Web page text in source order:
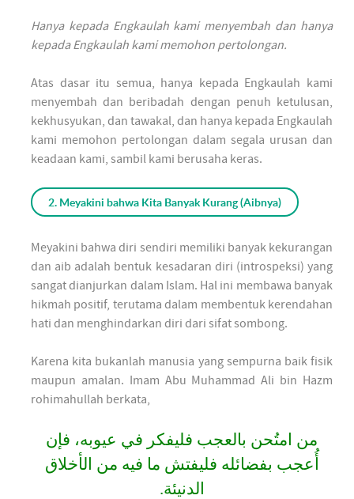
Hanya kepada Engkaulah kami menyembah dan hanya
kepada Engkaulah kami memohon pertolongan.
Atas dasar itu semua, hanya kepada Engkaulah kami
menyembah dan beribadah dengan penuh ketulusan,
kekhusyukan, dan tawakal, dan hanya kepada Engkaulah
kami memohon pertolongan dalam segala urusan dan
keadaan kami, sambil kami berusaha keras.
2. Meyakini bahwa Kita Banyak Kurang (Aibnya)
Meyakini bahwa diri sendiri memiliki banyak kekurangan
dan aib adalah bentuk kesadaran diri (introspeksi) yang
sangat dianjurkan dalam Islam. Hal ini membawa banyak
hikmah positif, terutama dalam membentuk kerendahan
hati dan menghindarkan diri dari sifat sombong.
Karena kita bukanlah manusia yang sempurna baik fisik
maupun amalan. Imam Abu Muhammad Ali bin Hazm
rohimahullah berkata,
من امتُحن بالعجب فليفكر في عيوبه، فإن
أُعجب بفضائله فليفتش ما فيه من الأخلاق
الدنيئة.